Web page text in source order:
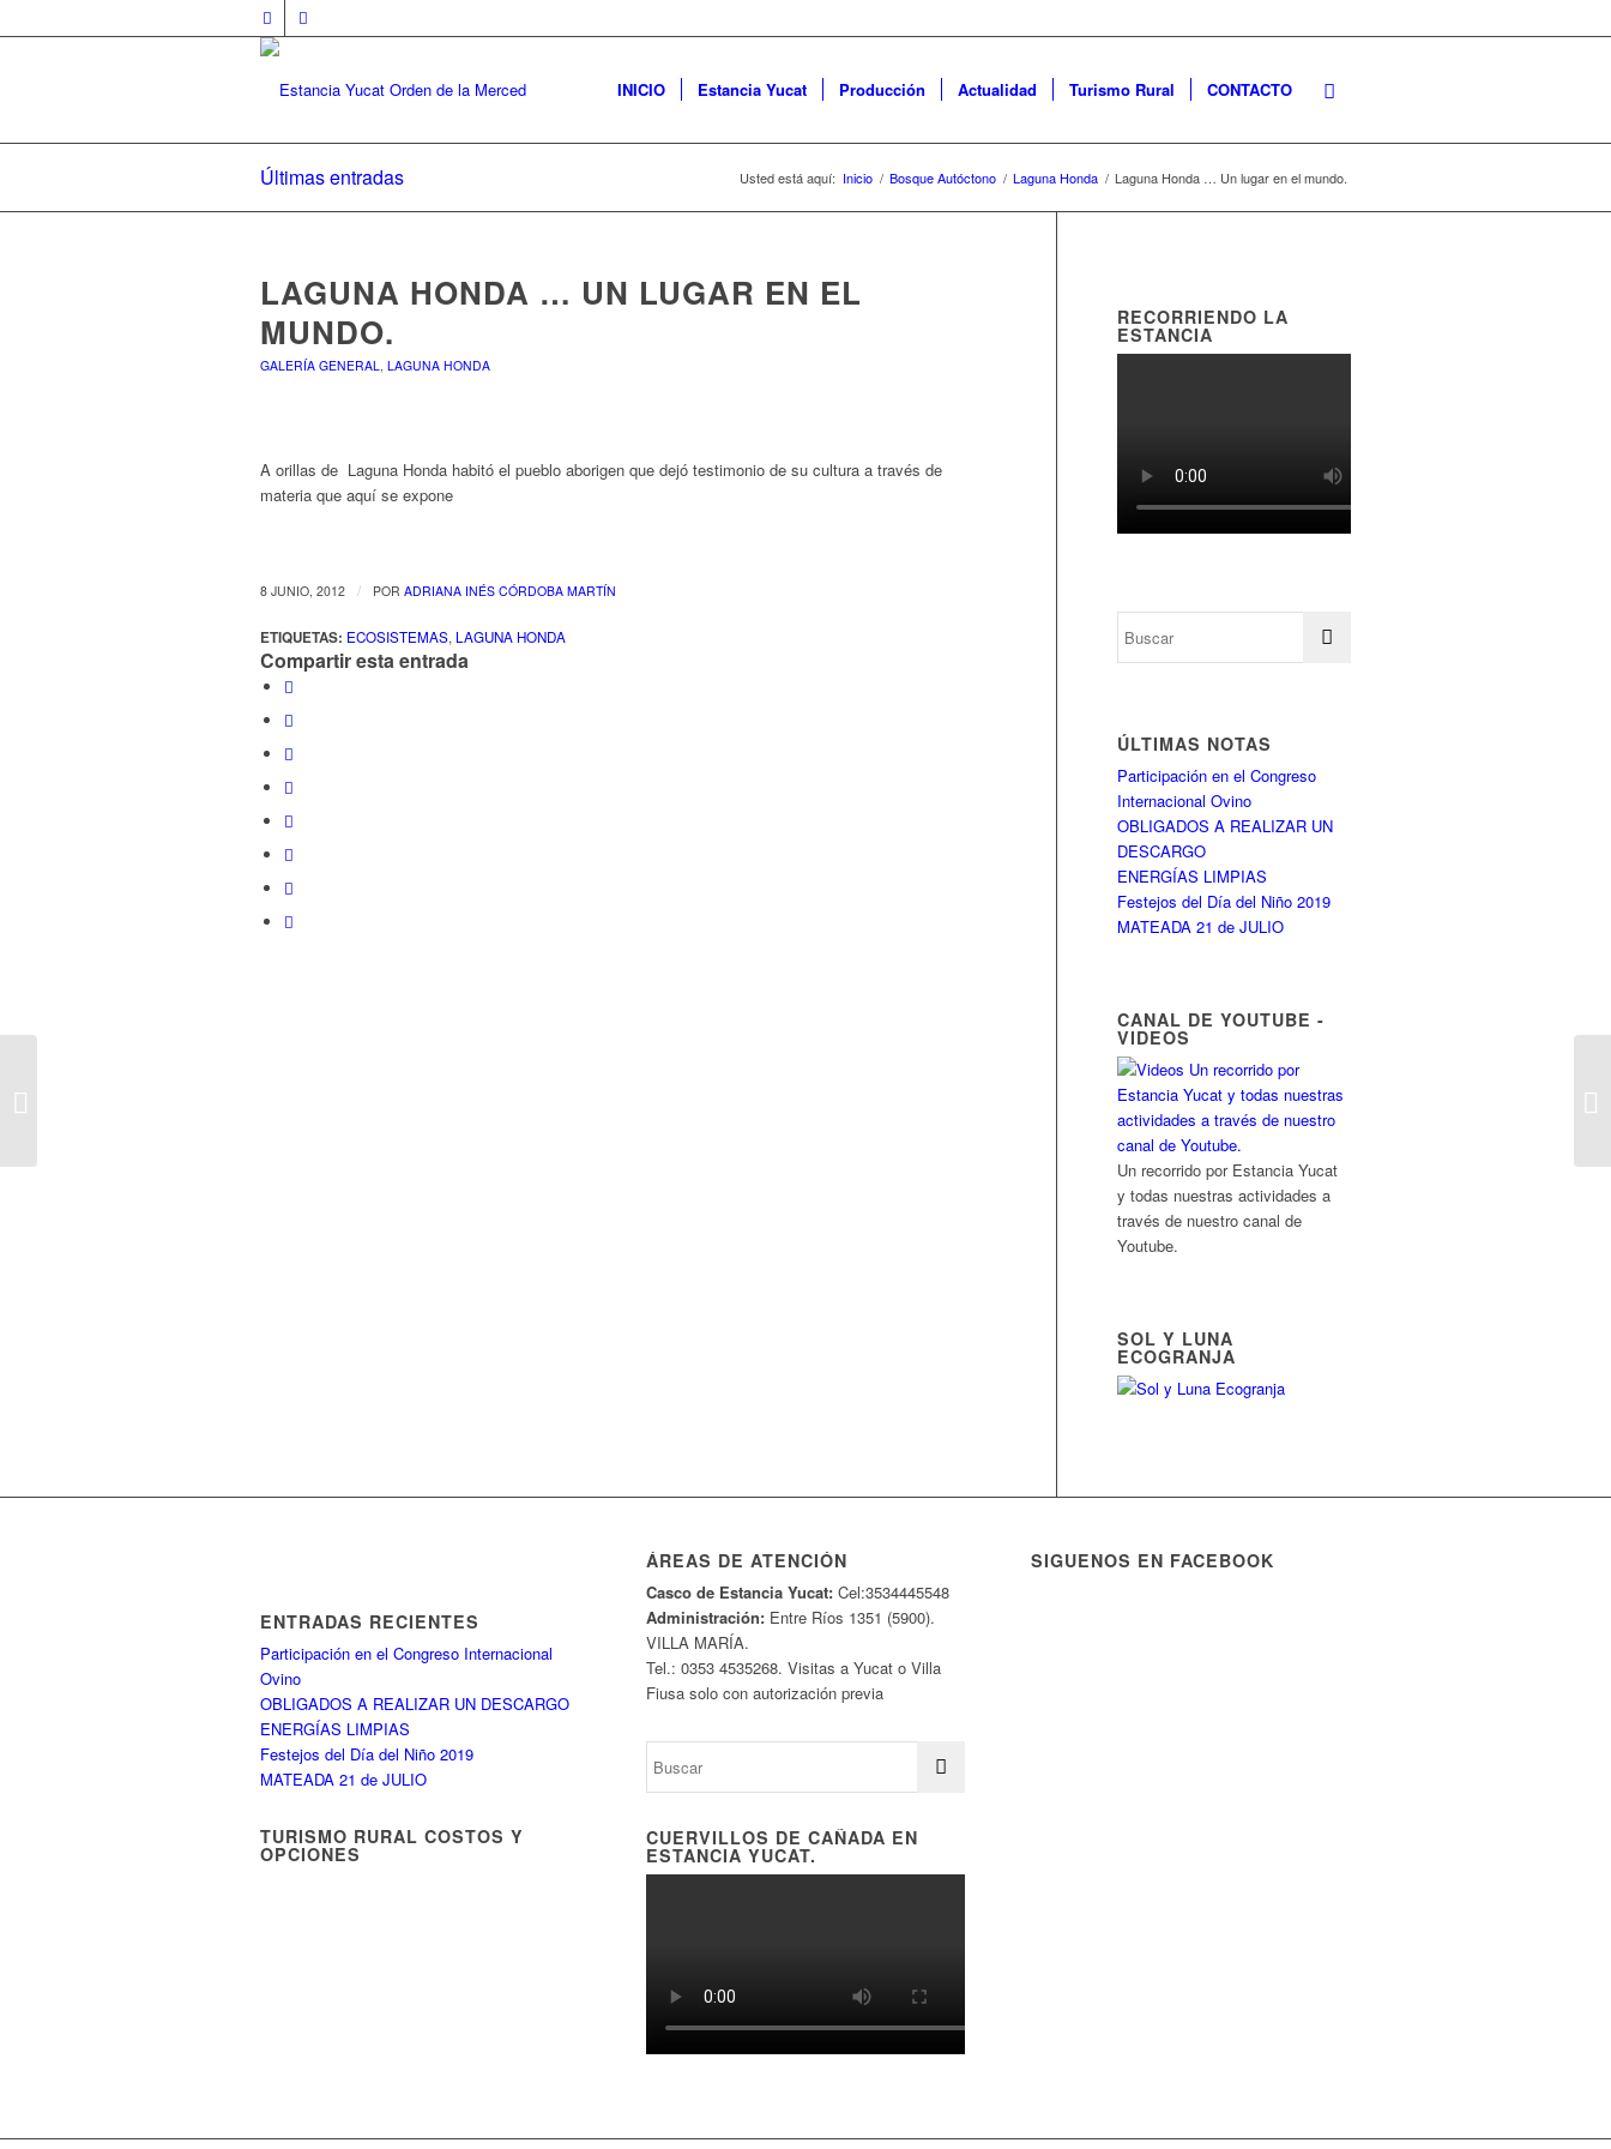
INICIO Estancia Yucat Producción Actualidad Turismo Rural CONTACTO
Últimas entradas Usted está aquí: Inicio / Bosque Autóctono / Laguna Honda / Laguna Honda … Un lugar en el mundo.
LAGUNA HONDA … UN LUGAR EN EL
MUNDO.
GALERÍA GENERAL, LAGUNA HONDA
A orillas de Laguna Honda habitó el pueblo aborigen que dejó testimonio de su cultura a través de
materia que aquí se expone
8 JUNIO, 2012 / POR ADRIANA INÉS CÓRDOBA MARTÍN
ETIQUETAS: ECOSISTEMAS, LAGUNA HONDA
Compartir esta entrada
RECORRIENDO LA
ESTANCIA
ÚLTIMAS NOTAS
Participación en el Congreso
Internacional Ovino
OBLIGADOS A REALIZAR UN
DESCARGO
ENERGÍAS LIMPIAS
Festejos del Día del Niño 2019
MATEADA 21 de JULIO
CANAL DE YOUTUBE -
VIDEOS
Un recorrido por Estancia Yucat
y todas nuestras actividades a
través de nuestro canal de
Youtube.
SOL Y LUNA
ECOGRANJA
ENTRADAS RECIENTES
Participación en el Congreso Internacional
Ovino
OBLIGADOS A REALIZAR UN DESCARGO
ENERGÍAS LIMPIAS
Festejos del Día del Niño 2019
MATEADA 21 de JULIO
TURISMO RURAL COSTOS Y
OPCIONES
ÁREAS DE ATENCIÓN
Casco de Estancia Yucat:Cel:3534445548
Administración:Entre Ríos 1351 (5900).
VILLA MARÍA.
Tel.: 0353 4535268. Visitas a Yucat o Villa
Fiusa solo con autorización previa
CUERVILLOS DE CAÑADA EN
ESTANCIA YUCAT.
SIGUENOS EN FACEBOOK